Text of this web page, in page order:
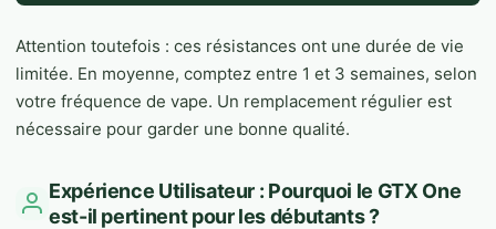
Attention toutefois : ces résistances ont une durée de vie
limitée. En moyenne, comptez entre 1 et 3 semaines, selon
votre fréquence de vape. Un remplacement régulier est
nécessaire pour garder une bonne qualité.
Expérience Utilisateur : Pourquoi le GTX One
est-il pertinent pour les débutants ?